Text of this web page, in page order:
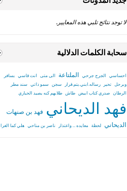
لا توجد نتائج تلبي هذه المعايير.
سحابة الكلمات الدلالية
احساسي الجرح جرحي الملتاعة الى متى انت قاسي بسافر
وبرحل تحير رساله.ابني.يتم.قرار سجن سمو ذاتي سند مطر
الرطان صدري كتاب ابيض طاش طلابهم كنه يصيد الحباري
فهد الديحاني فهد بن صنهات
الديحاني لحظة معايده ... واعتذار ناصر بن مناحي هلي كما الغرا